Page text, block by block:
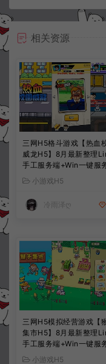
相关资源
三网H5格斗游戏【热血
威龙H5】8月最新整理
手工服务端+Win一键服
+解压即玩+简易安卓客户
+详细搭建教程
小游戏H5
冷雨泽ღ
三网H5模拟经营游戏【
集市H5】8月最新整理
手工服务端+Win一键服
+解压即玩+简易安卓客户
小游戏H5